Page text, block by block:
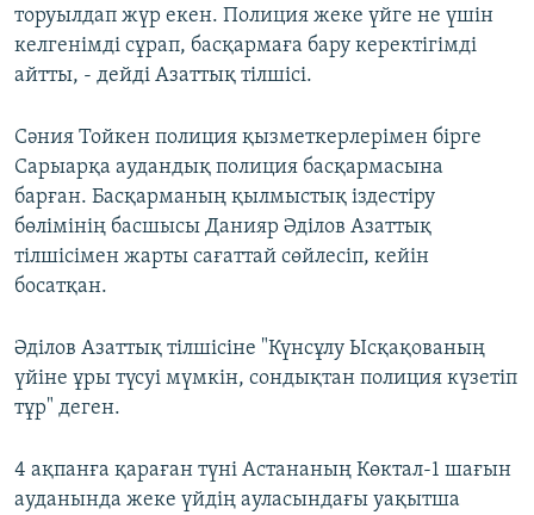
торуылдап жүр екен. Полиция жеке үйге не үшін
келгенімді сұрап, басқармаға бару керектігімді
айтты, - дейді Азаттық тілшісі.
Сәния Тойкен полиция қызметкерлерімен бірге
Сарыарқа аудандық полиция басқармасына
барған. Басқарманың қылмыстық іздестіру
бөлімінің басшысы Данияр Әділов Азаттық
тілшісімен жарты сағаттай сөйлесіп, кейін
босатқан.
Әділов Азаттық тілшісіне "Күнсұлу Ысқақованың
үйіне ұры түсуі мүмкін, сондықтан полиция күзетіп
тұр" деген.
4 ақпанға қараған түні Астананың Көктал-1 шағын
ауданында жеке үйдің ауласындағы уақытша